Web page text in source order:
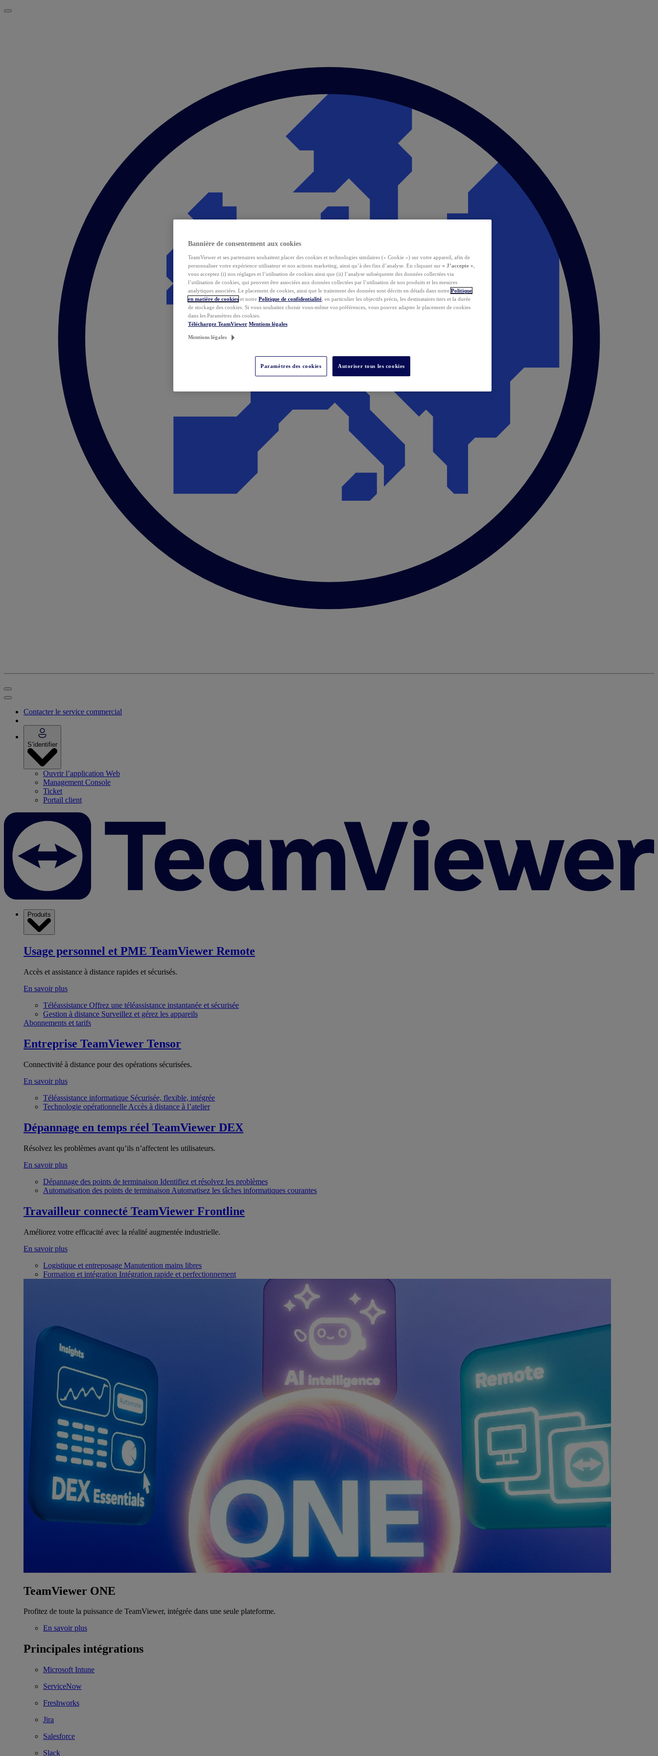
Contacter le service commercial
S’identifier
Ouvrir l’application Web
Management Console
Ticket
Portail client
Produits
Usage personnel et PME TeamViewer Remote
Accès et assistance à distance rapides et sécurisés.
En savoir plus
Téléassistance Offrez une téléassistance instantanée et sécurisée
Gestion à distance Surveillez et gérez les appareils
Abonnements et tarifs
Entreprise TeamViewer Tensor
Connectivité à distance pour des opérations sécurisées.
En savoir plus
Téléassistance informatique Sécurisée, flexible, intégrée
Technologie opérationnelle Accès à distance à l’atelier
Dépannage en temps réel TeamViewer DEX
Résolvez les problèmes avant qu’ils n’affectent les utilisateurs.
En savoir plus
Dépannage des points de terminaison Identifiez et résolvez les problèmes
Automatisation des points de terminaison Automatisez les tâches informatiques courantes
Travailleur connecté TeamViewer Frontline
Améliorez votre efficacité avec la réalité augmentée industrielle.
En savoir plus
Logistique et entreposage Manutention mains libres
Formation et intégration Intégration rapide et perfectionnement
TeamViewer ONE
Profitez de toute la puissance de TeamViewer, intégrée dans une seule plateforme.
En savoir plus
Principales intégrations
Microsoft Intune
ServiceNow
Freshworks
Jira
Salesforce
Slack
Bannière de consentement aux cookies
TeamViewer et ses partenaires souhaitent placer des cookies et technologies similaires (« Cookie ») sur votre appareil, afin de
personnaliser votre expérience utilisateur et nos actions marketing, ainsi qu’à des fins d’analyse. En cliquant sur « J’accepte »
vous acceptez (i) nos réglages et l’utilisation de cookies ainsi que (ii) l’analyse subséquente des données collectées via
l’utilisation de cookies, qui peuvent être associées aux données collectées par l’utilisation de nos produits et les mesures
analytiques associées. Le placement de cookies, ainsi que le traitement des données sont décrits en détails dans notre Politique
en matière de cookies et notre Politique de confidentialité , en particulier les objectifs précis, les destinataires tiers et la durée
de stockage des cookies. Si vous souhaitez choisir vous-même vos préférences, vous pouvez adapter le placement de cookies
dans les Paramètres des cookies.
Téléchargez TeamViewer Mentions légales
Mentions légales
Paramètres des cookies Autoriser tous les cookies